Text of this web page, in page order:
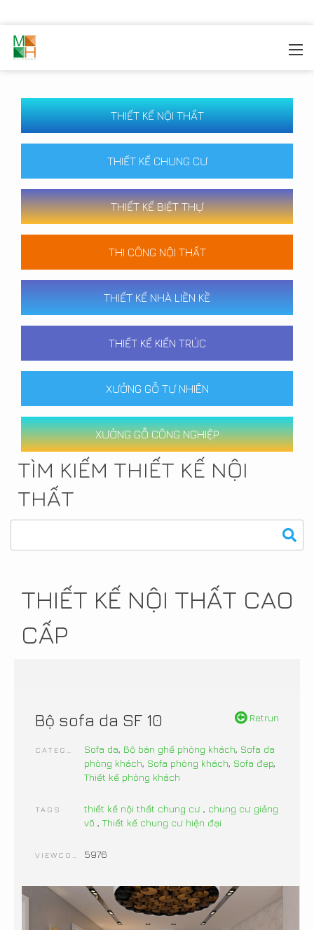
THIẾT KẾ NỘI THẤT
THIẾT KẾ CHUNG CƯ
THIẾT KẾ BIỆT THỰ
THI CÔNG NỘI THẤT
THIẾT KẾ NHÀ LIỀN KỀ
THIẾT KẾ KIẾN TRÚC
XƯỞNG GỖ TỰ NHIÊN
XƯỞNG GỖ CÔNG NGHIỆP
TÌM KIẾM THIẾT KẾ NỘI
THẤT
THIẾT KẾ NỘI THẤT CAO
CẤP
Retrun
Bộ sofa da SF 10
Sofa da, Bộ bàn ghế phòng khách, Sofa da
phòng khách, Sofa phòng khách, Sofa đẹp,
Thiết kế phòng khách
TAGS thiết kế nội thất chung cư, chung cư giảng
võ , Thiết kế chung cư hiện đại
5976